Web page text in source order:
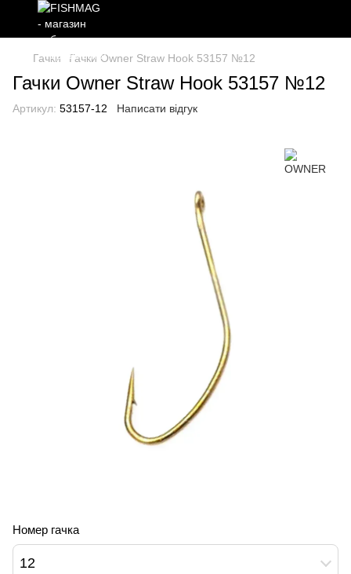
Гачки Гачки Owner Straw Hook 53157 №12
Гачки Owner Straw Hook 53157 №12
Артикул: 53157-12 Написати відгук
Номер гачка
12